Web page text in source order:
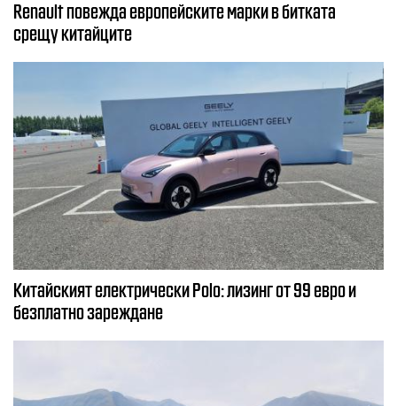
Renault повежда европейските марки в битката
срещу китайците
Китайският електрически Polo: лизинг от 99 евро и
безплатно зареждане